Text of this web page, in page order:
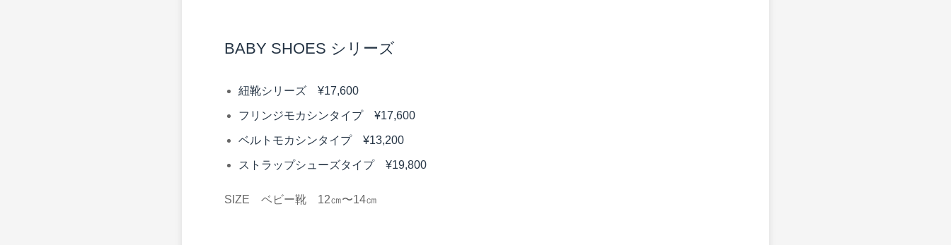
BABY SHOES シリーズ
紐靴シリーズ ¥17,600
フリンジモカシンタイプ ¥17,600
ベルトモカシンタイプ ¥13,200
ストラップシューズタイプ ¥19,800
SIZE ベビー靴 12㎝〜14㎝